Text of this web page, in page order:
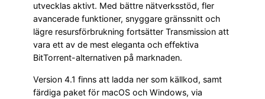
utvecklas aktivt. Med bättre nätverksstöd, fler
avancerade funktioner, snyggare gränssnitt och
lägre resursförbrukning fortsätter Transmission att
vara ett av de mest eleganta och effektiva
BitTorrent-alternativen på marknaden.
Version 4.1 finns att ladda ner som källkod, samt
färdiga paket för macOS och Windows, via